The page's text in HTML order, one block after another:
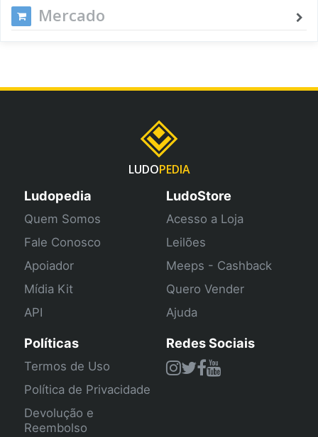
Mercado
LUDOPEDIA
Ludopedia
Quem Somos
Fale Conosco
Apoiador
Mídia Kit
API
LudoStore
Acesso a Loja
Leilões
Meeps - Cashback
Quero Vender
Ajuda
Políticas
Termos de Uso
Política de Privacidade
Devolução e
Reembolso
Redes Sociais